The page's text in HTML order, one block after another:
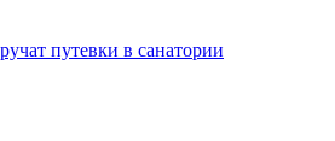
путевки в санатории